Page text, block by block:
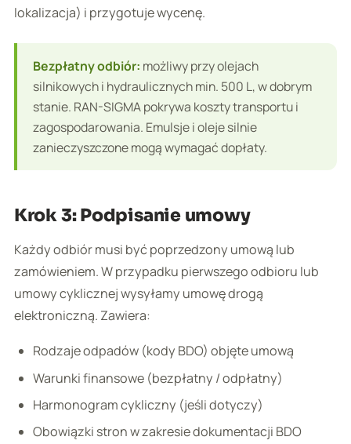
lokalizacja) i przygotuje wycenę.
Bezpłatny odbiór: możliwy przy olejach
silnikowych i hydraulicznych min. 500 L, w dobrym
stanie. RAN-SIGMA pokrywa koszty transportu i
zagospodarowania. Emulsje i oleje silnie
zanieczyszczone mogą wymagać dopłaty.
Krok 3: Podpisanie umowy
Każdy odbiór musi być poprzedzony umową lub
zamówieniem. W przypadku pierwszego odbioru lub
umowy cyklicznej wysyłamy umowę drogą
elektroniczną. Zawiera:
Rodzaje odpadów (kody BDO) objęte umową
Warunki finansowe (bezpłatny / odpłatny)
Harmonogram cykliczny (jeśli dotyczy)
Obowiązki stron w zakresie dokumentacji BDO